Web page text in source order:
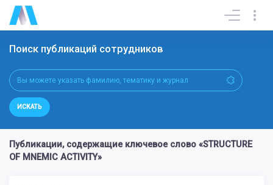
Поиск публикаций сотрудников
ИСКАТЬ
Публикации, содержащие ключевое слово «STRUCTURE
OF MNEMIC ACTIVITY»